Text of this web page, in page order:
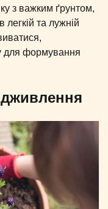
з важким ґрунтом,
легкій та лужній
для формування